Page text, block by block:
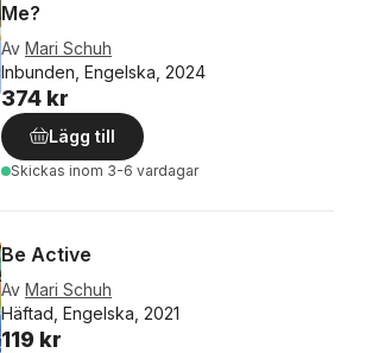
Me?
Av Mari Schuh
Inbunden, Engelska, 2024
374 kr
Lägg till
Skickas inom 3-6 vardagar
Be Active
Av Mari Schuh
Häftad, Engelska, 2021
119 kr